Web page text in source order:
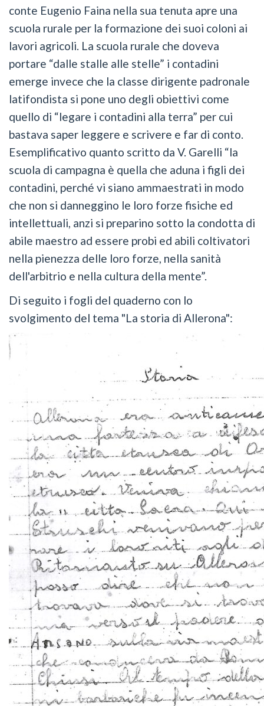
conte Eugenio Faina nella sua tenuta apre una
scuola rurale per la formazione dei suoi coloni ai
lavori agricoli. La scuola rurale che doveva
portare “dalle stalle alle stelle” i contadini
emerge invece che la classe dirigente padronale
latifondista si pone uno degli obiettivi come
quello di “legare i contadini alla terra” per cui
bastava saper leggere e scrivere e far di conto.
Esemplificativo quanto scritto da V. Garelli “la
scuola di campagna è quella che aduna i figli dei
contadini, perché vi siano ammaestrati in modo
che non si danneggino le loro forze fisiche ed
intellettuali, anzi si preparino sotto la condotta di
abile maestro ad essere probi ed abili coltivatori
nella pienezza delle loro forze, nella sanità
dell'arbitrio e nella cultura della mente”.
Di seguito i fogli del quaderno con lo
svolgimento del tema "La storia di Allerona":